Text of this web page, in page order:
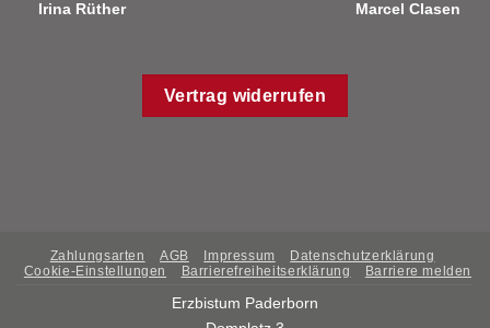
Irina Rüther Marcel Clasen
Vertrag widerrufen
Zahlungsarten AGB Impressum
Datenschutzerklärung
Cookie-Einstellungen
Barrierefreiheitserklärung Barriere melden
Erzbistum Paderborn